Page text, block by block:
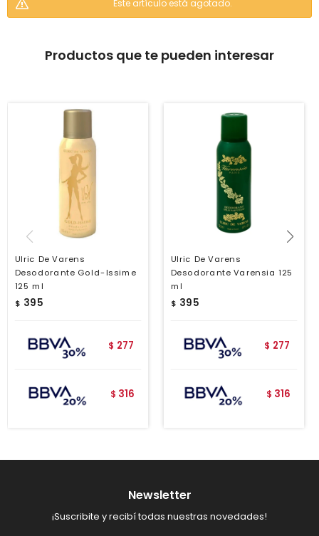
Este artículo está agotado.
Productos que te pueden interesar
Ulric De Varens
Desodorante Gold-Issime
125 ml
$ 395
$ 277
$ 316
Ulric De Varens
Desodorante Varensia 125
ml
$ 395
$ 277
$ 316
Newsletter
¡Suscribite y recibí todas nuestras novedades!